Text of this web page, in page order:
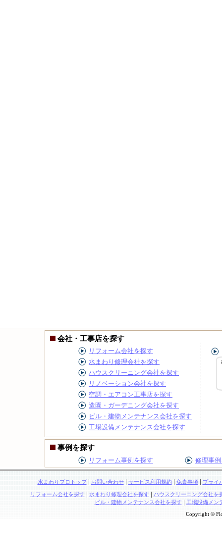
会社・工事店を探す
リフォーム会社を探す
水まわり修理会社を探す
ハウスクリーニング会社を探す
リノベーション会社を探す
空調・エアコン工事店を探す
造園・ガーデニング会社を探す
ビル・建物メンテナンス会社を探す
工場設備メンテナンス会社を探す
事例を探す
リフォーム事例を探す 修理事
水まわりプロトップ| お問い合わせ| サービス利用規約| 免責事項| プライ
リフォーム会社を探す | 水まわり修理会社を探す | ハウスクリーニング会社を
ビル・建物メンテナンス会社を探す| 工場設備メン
Copyright ©